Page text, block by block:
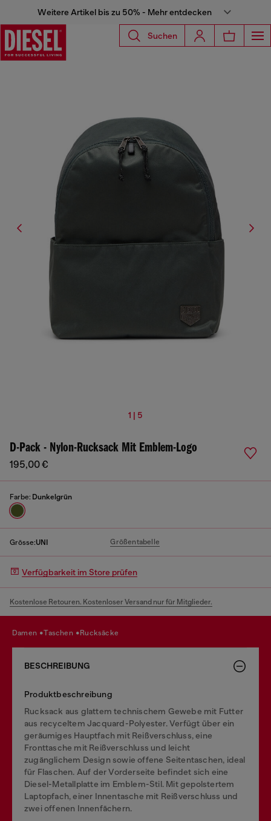
Weitere Artikel bis zu 50% - Mehr entdecken
Suchen
1 | 5
D-Pack - Nylon-Rucksack Mit Emblem-Logo
195,00 €
Farbe: Dunkelgrün
Grösse:UNI Größentabelle
Verfügbarkeit im Store prüfen
Kostenlose Retouren. Kostenloser Versand nur für Mitglieder.
damen taschen rucksäcke
BESCHREIBUNG
Produktbeschreibung
Rucksack aus glattem technischem Gewebe mit Futter
aus recyceltem Jacquard-Polyester. Verfügt über ein
geräumiges Hauptfach mit Reißverschluss, eine
Fronttasche mit Reißverschluss und leicht
zugänglichem Design sowie offene Seitentaschen, ideal
für Flaschen. Auf der Vorderseite befindet sich eine
Diesel-Metallplatte im Emblem-Stil. Mit gepolstertem
Laptopfach, einer Innentasche mit Reißverschluss und
zwei offenen Innenfächern.